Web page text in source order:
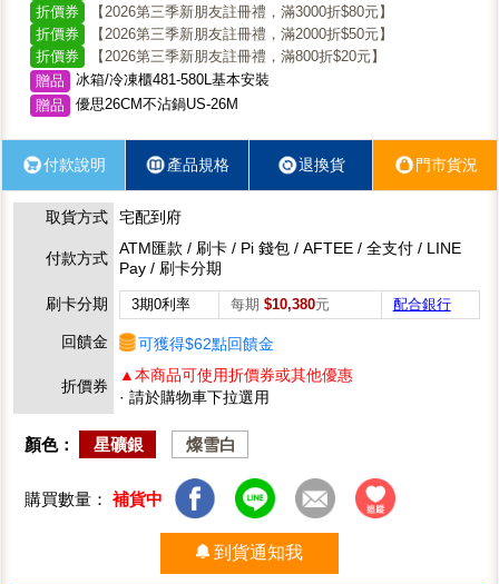
折價券
【2026第三季新朋友註冊禮，滿3000折$80元】
折價券
【2026第三季新朋友註冊禮，滿2000折$50元】
折價券
【2026第三季新朋友註冊禮，滿800折$20元】
贈品
冰箱/冷凍櫃481-580L基本安裝
贈品
優思26CM不沾鍋US-26M
付款說明 產品規格 退換貨 門市貨況
取貨方式 宅配到府
付款方式
ATM匯款 / 刷卡 / Pi 錢包 / AFTEE / 全支付 / LINE
Pay / 刷卡分期
刷卡分期
3期0利率 每期 $10,380元 配合銀行
回饋金 可獲得$62點回饋金
折價券
▲本商品可使用折價券或其他優惠
· 請於購物車下拉選用
顏色： 星礦銀 燦雪白
購買數量： 補貨中
到貨通知我